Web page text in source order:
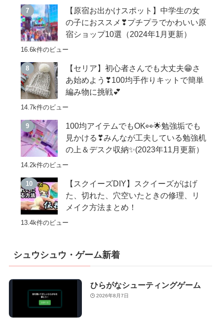
【原宿お出かけスポット】中学生の女
の子におススメ❣プチプラでかわいい原
宿ショップ10選（2024年1月更新）
16.6k件のビュー
【セリア】初心者さんでも大丈夫😁さ
あ始めよう❣100均手作りキットで簡単
編み物に挑戦💕
14.7k件のビュー
100均アイテムでもOK👀🌟勉強垢でも
見かける❣みんなが工夫している勉強机
の上＆デスク収納✨(2023年11月更新）
14.2k件のビュー
【スクイーズDIY】スクイーズがはげ
た、切れた、穴空いたときの修理、リ
メイク方法まとめ！
13.4k件のビュー
シュウシュウ・ゲーム新着
ひらがなシューティングゲーム
2026年8月7日